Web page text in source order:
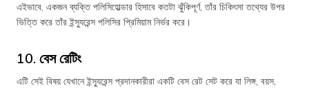
এইভাবে, একজন ব্যক্তি পলিসিহোল্ডার হিসাবে কতটা ঝুঁকিপূর্ণ, তাঁর চিকিৎসা তথ্যের উপর
ভিত্তি করে তাঁর ইন্স্যুরেন্স পলিসির প্রিমিয়াম নির্ভর করে।
10. বেস রেটিং
এটি সেই বিষয় যেখানে ইন্স্যুরেন্স প্রদানকারীরা একটি বেস রেট সেট করে যা লিঙ্গ, বয়স,